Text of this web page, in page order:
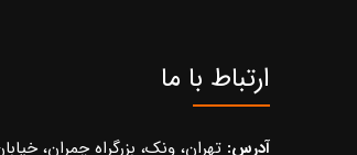
ارتباط با ما
آدرس: تهران، ونک، بزرگراه چمران،